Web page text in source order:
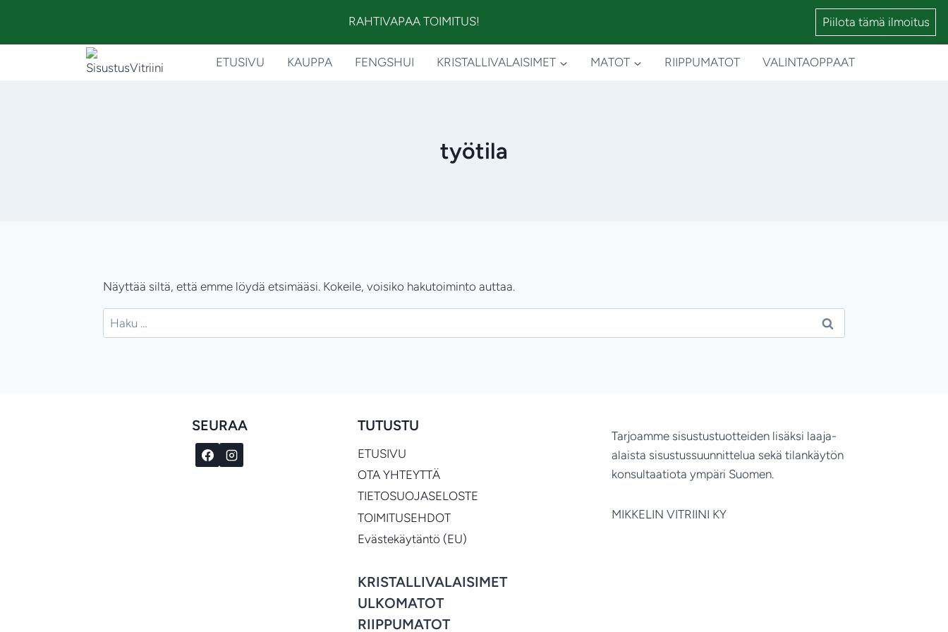
RAHTIVAPAA TOIMITUS! Piilota tämä ilmoitus
ETUSIVU KAUPPA FENGSHUI KRISTALLIVALAISIMET MATOT RIIPPUMATOT VALINTAOPPAAT
työtila
Näyttää siltä, että emme löydä etsimääsi. Kokeile, voisiko hakutoiminto auttaa.
Haku:
SEURAA TUTUSTU
ETUSIVU
OTA YHTEYTTÄ
TIETOSUOJASELOSTE
TOIMITUSEHDOT
Evästekäytäntö (EU)
KRISTALLIVALAISIMET
ULKOMATOT
RIIPPUMATOT
Tarjoamme sisustustuotteiden lisäksi laaja-
alaista sisustussuunnittelua sekä tilankäytön
konsultaatiota ympäri Suomen.
MIKKELIN VITRIINI KY